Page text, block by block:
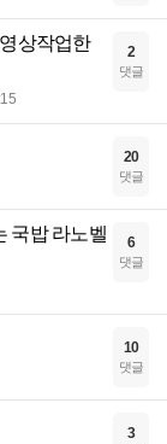
상작업한
2
댓글
20
댓글
국밥 라노벨
6
댓글
10
댓글
3